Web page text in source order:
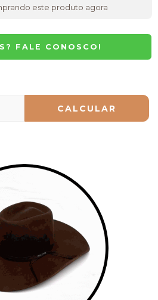
este produto agora
FALE CONOSCO!
CALCULAR